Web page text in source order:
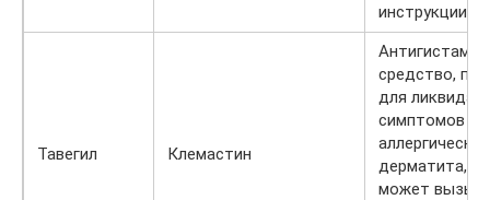
инструкции
Тавегил Клемастин
средство,
для
симптомов
дерматита,
может